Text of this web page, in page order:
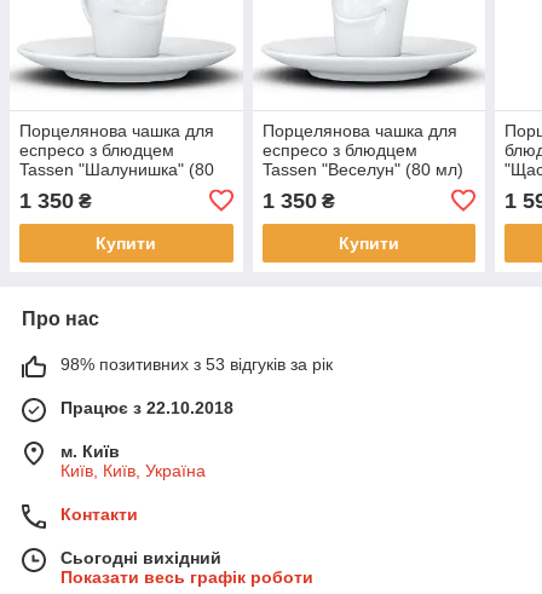
Порцелянова чашка для
еспресо з блюдцем
Tassen "Шалунишка" (80
1 350 ₴
Купити
Порцелянова чашка для
еспресо з блюдцем
Tassen "Веселун" (80 мл)
1 350₴
Купити
1
Про нас
98% позитивних з 53 відгуків за рік
Працює з 22.10.2018
м. Київ
Київ, Київ, Україна
Контакти
Сьогодні вихідний
Показати весь графік роботи